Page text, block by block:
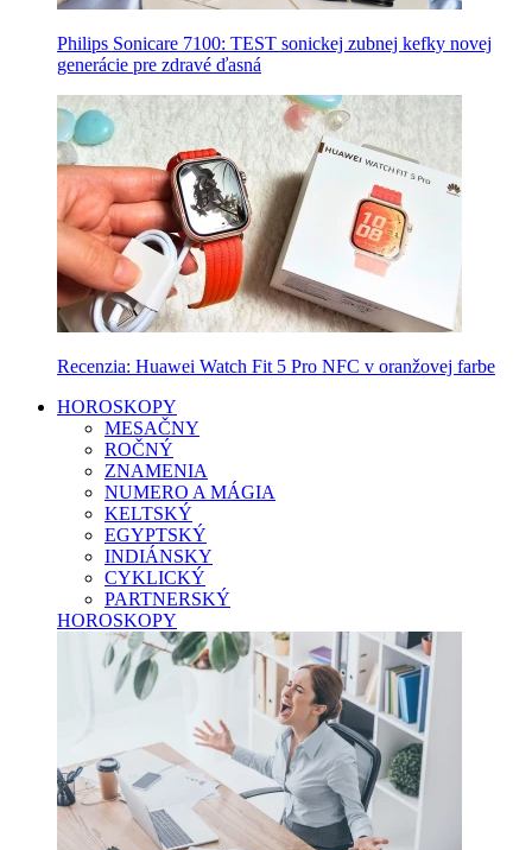
Philips Sonicare 7100: TEST sonickej zubnej kefky novej
generácie pre zdravé ďasná
Recenzia: Huawei Watch Fit 5 Pro NFC v oranžovej farbe
HOROSKOPY
MESAČNY
ROČNÝ
ZNAMENIA
NUMERO A MÁGIA
KELTSKÝ
EGYPTSKÝ
INDIÁNSKY
CYKLICKÝ
PARTNERSKÝ
HOROSKOPY